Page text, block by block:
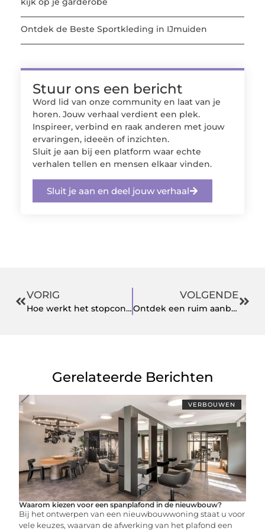
Ontdek de Beste Sportkleding in IJmuiden
Stuur ons een bericht
Word lid van onze community en laat van je
horen. Jouw verhaal verdient een plek.
Inspireer, verbind en raak anderen met jouw
ervaringen, ideeën of inzichten.
Sluit je aan bij een platform waar echte
verhalen tellen en mensen elkaar vinden.
Sluit je aan en deel jouw verhaal
VORIG
Hoe werkt het stopcontact?
VOLGENDE
Ontdek een ruim aanbod aan geprofileerde glaslatten
Gerelateerde Berichten
VERBOUWEN
Waarom kiezen voor een spanplafond in de nieuwbouw?
Bij het ontwerpen van een nieuwbouwwoning staat u voor
vele keuzes, waarvan de afwerking van het plafond een